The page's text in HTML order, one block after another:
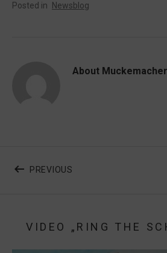
Posted in Newsblog
About Muckemacher
PREVIOUS POST: HEUTE:
VIDEO „RING THE